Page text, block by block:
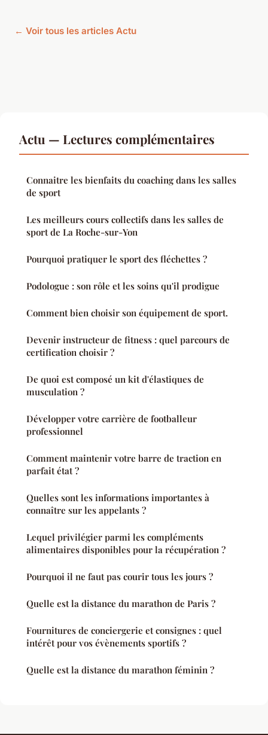
← Voir tous les articles Actu
Actu — Lectures complémentaires
Connaitre les bienfaits du coaching dans les salles
de sport
Les meilleurs cours collectifs dans les salles de
sport de La Roche-sur-Yon
Pourquoi pratiquer le sport des fléchettes ?
Podologue : son rôle et les soins qu'il prodigue
Comment bien choisir son équipement de sport.
Devenir instructeur de fitness : quel parcours de
certification choisir ?
De quoi est composé un kit d'élastiques de
musculation ?
Développer votre carrière de footballeur
professionnel
Comment maintenir votre barre de traction en
parfait état ?
Quelles sont les informations importantes à
connaître sur les appelants ?
Lequel privilégier parmi les compléments
alimentaires disponibles pour la récupération ?
Pourquoi il ne faut pas courir tous les jours ?
Quelle est la distance du marathon de Paris ?
Fournitures de conciergerie et consignes : quel
intérêt pour vos évènements sportifs ?
Quelle est la distance du marathon féminin ?